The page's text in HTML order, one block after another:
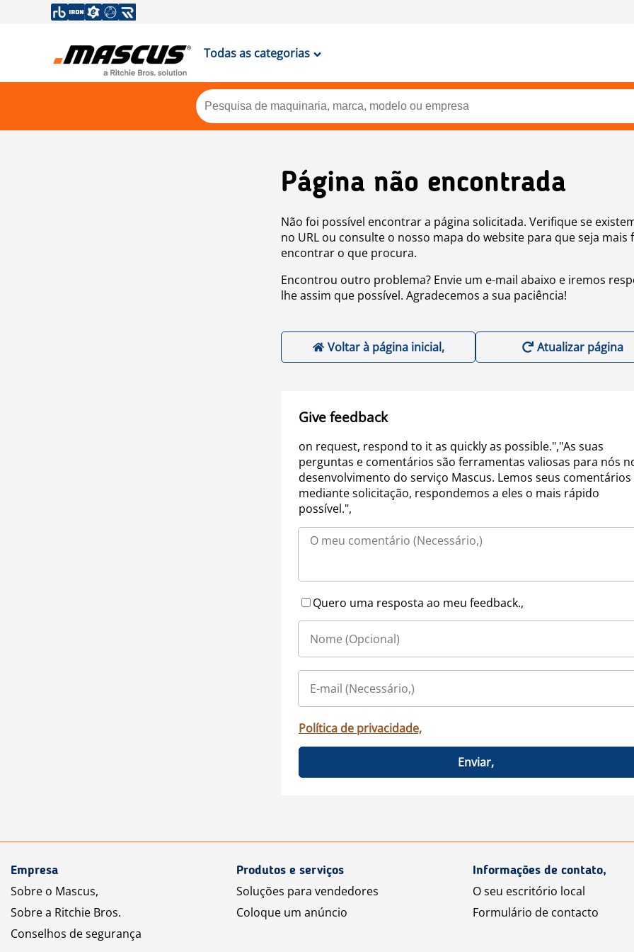
Todas as categorias
Página não encontrada
Não foi possível encontrar a página solicitada. Verifique se
no URL ou consulte o nosso mapa do website para que seja mais
encontrar o que procura.
Encontrou outro problema? Envie um e-mail abaixo e iremos
lhe assim que possível. Agradecemos a sua paciência!
Voltar à página inicial, Atualizar página
Give feedback
on request, respond to it as quickly as possible.","As suas
perguntas e comentários são ferramentas valiosas para nós
desenvolvimento do serviço Mascus. Lemos seus comentários
mediante solicitação, respondemos a eles o mais rápido
possível.",
Quero uma resposta ao meu feedback.,
Política de privacidade,
Enviar,
Empresa
Sobre o Mascus,
Sobre a Ritchie Bros.
Conselhos de segurança
Produtos e serviços
Soluções para vendedores
Coloque um anúncio
Informações de contato,
O seu escritório local
Formulário de contacto